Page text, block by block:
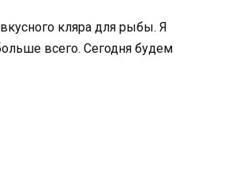
кляра для рыбы. Я
всего. Сегодня будем